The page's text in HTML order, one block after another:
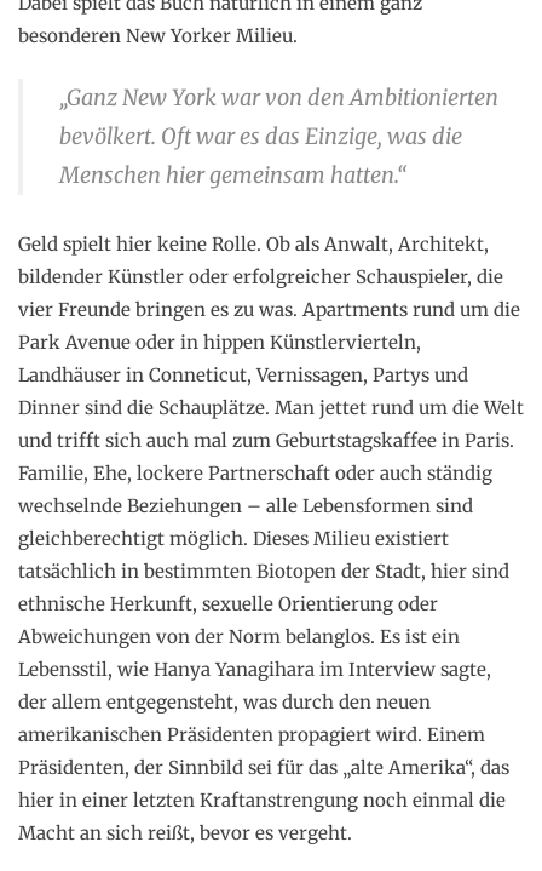
besonderen New Yorker Milieu.
„Ganz New York war von den Ambitionierten
bevölkert. Oft war es das Einzige, was die
Menschen hier gemeinsam hatten.“
Geld spielt hier keine Rolle. Ob als Anwalt, Architekt,
bildender Künstler oder erfolgreicher Schauspieler, die
vier Freunde bringen es zu was. Apartments rund um die
Park Avenue oder in hippen Künstlervierteln,
Landhäuser in Conneticut, Vernissagen, Partys und
Dinner sind die Schauplätze. Man jettet rund um die Welt
und trifft sich auch mal zum Geburtstagskaffee in Paris.
Familie, Ehe, lockere Partnerschaft oder auch ständig
wechselnde Beziehungen – alle Lebensformen sind
gleichberechtigt möglich. Dieses Milieu existiert
tatsächlich in bestimmten Biotopen der Stadt, hier sind
ethnische Herkunft, sexuelle Orientierung oder
Abweichungen von der Norm belanglos. Es ist ein
Lebensstil, wie Hanya Yanagihara im Interview sagte,
der allem entgegensteht, was durch den neuen
amerikanischen Präsidenten propagiert wird. Einem
Präsidenten, der Sinnbild sei für das „alte Amerika“, das
hier in einer letzten Kraftanstrengung noch einmal die
Macht an sich reißt, bevor es vergeht.